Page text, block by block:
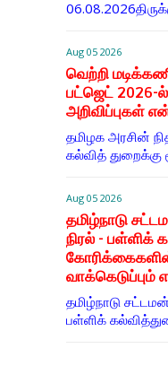
Aug 05 2026
வெற்றி
பட்ஜெட் 2026-
அறிவிப்புகள்
தமிழக அரசின்
கல்வித் துறைக்கு
Aug 05 2026
தமிழ்நாடு
நிரல் - பள்ளிக்
வாக்கெடுப்பும்
தமிழ்நாடு
பள்ளிக்